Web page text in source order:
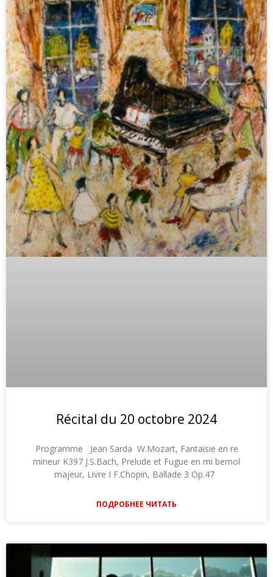
Récital du 20 octobre 2024
Programme Jean Sarda W.Mozart, Fantaisie en re
mineur K397 J.S.Bach, Prelude et Fugue en mi bemol
majeur, Livre I F.Chopin, Ballade 3 Op.47
ПОДРОБНЕЕ ЧИТАТЬ